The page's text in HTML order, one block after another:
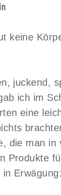
keine
juckend,
ich im
eine
die man
Produkte